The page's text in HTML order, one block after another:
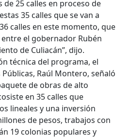
de 25 calles en proceso de
35 calles que se van a
calles en este momento, que
el gobernador Rubén
de Culiacán”, dijo.
técnica del programa, el
Raúl Montero, señaló
de obras de alto
en 35 calles que
lineales y una inversión
de pesos, trabajos con
19 colonias populares y